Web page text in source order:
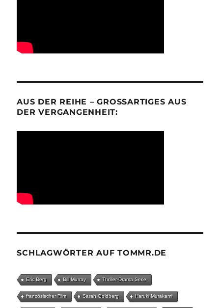
AUS DER REIHE – GROSSARTIGES AUS D
ER VERGANGENHEIT:
SCHLAGWÖRTER AUF TOMMR.DE
Eric Berg Bill Murray Thriller-Drama Serie
französischer Film Sarah Goldberg Haruki Murakami